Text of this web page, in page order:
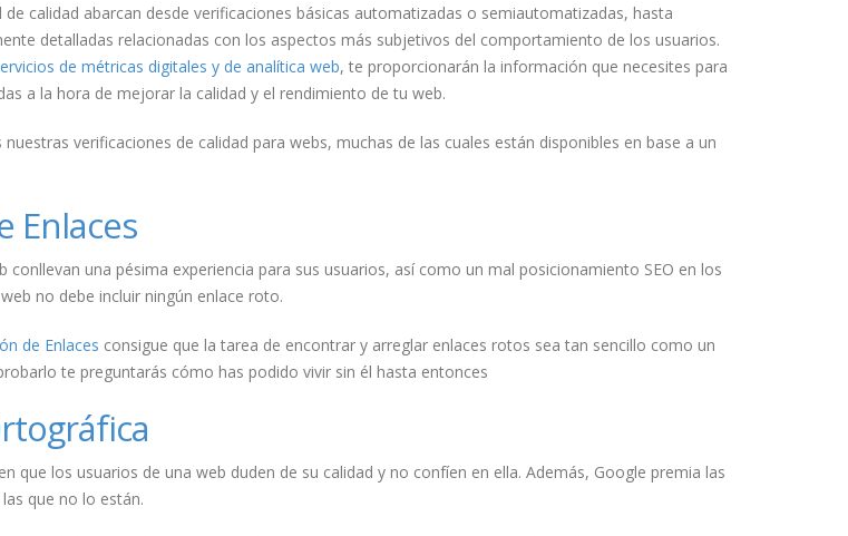
calidad abarcan desde verificaciones básicas automatizadas o semiautomatizadas, hasta
detalladas relacionadas con los aspectos más subjetivos del comportamiento de los usuarios.
de métricas digitales y de analítica web, te proporcionarán la información que necesites para
a la hora de mejorar la calidad y el rendimiento de tu web.
verificaciones de calidad para webs, muchas de las cuales están disponibles en base a un
Enlaces
conllevan una pésima experiencia para sus usuarios, así como un mal posicionamiento SEO en los
no debe incluir ningún enlace roto.
de Enlaces consigue que la tarea de encontrar y arreglar enlaces rotos sea tan sencillo como un
te preguntarás cómo has podido vivir sin él hasta entonces
que los usuarios de una web duden de su calidad y no confíen en ella. Además, Google premia las
que no lo están.